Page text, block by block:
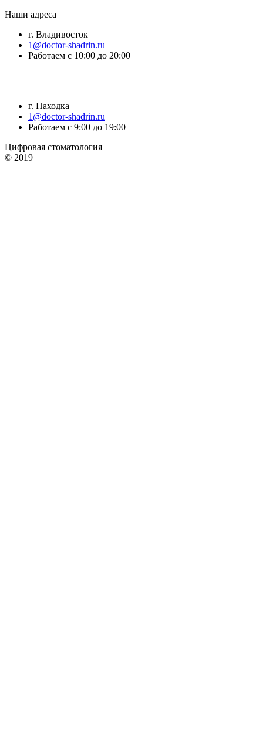
Наши адреса
г. Владивосток
1@doctor-shadrin.ru
Работаем с 10:00 до 20:00
г. Находка
1@doctor-shadrin.ru
Работаем с 9:00 до 19:00
Цифровая стоматология
© 2019